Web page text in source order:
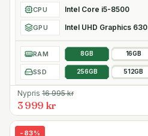
CPU Intel Core i5-8500
GPU Intel UHD Graphics 630
RAM 8GB 16GB
SSD 256GB 512GB
Nypris 16 995kr
3 999 kr
- 83%